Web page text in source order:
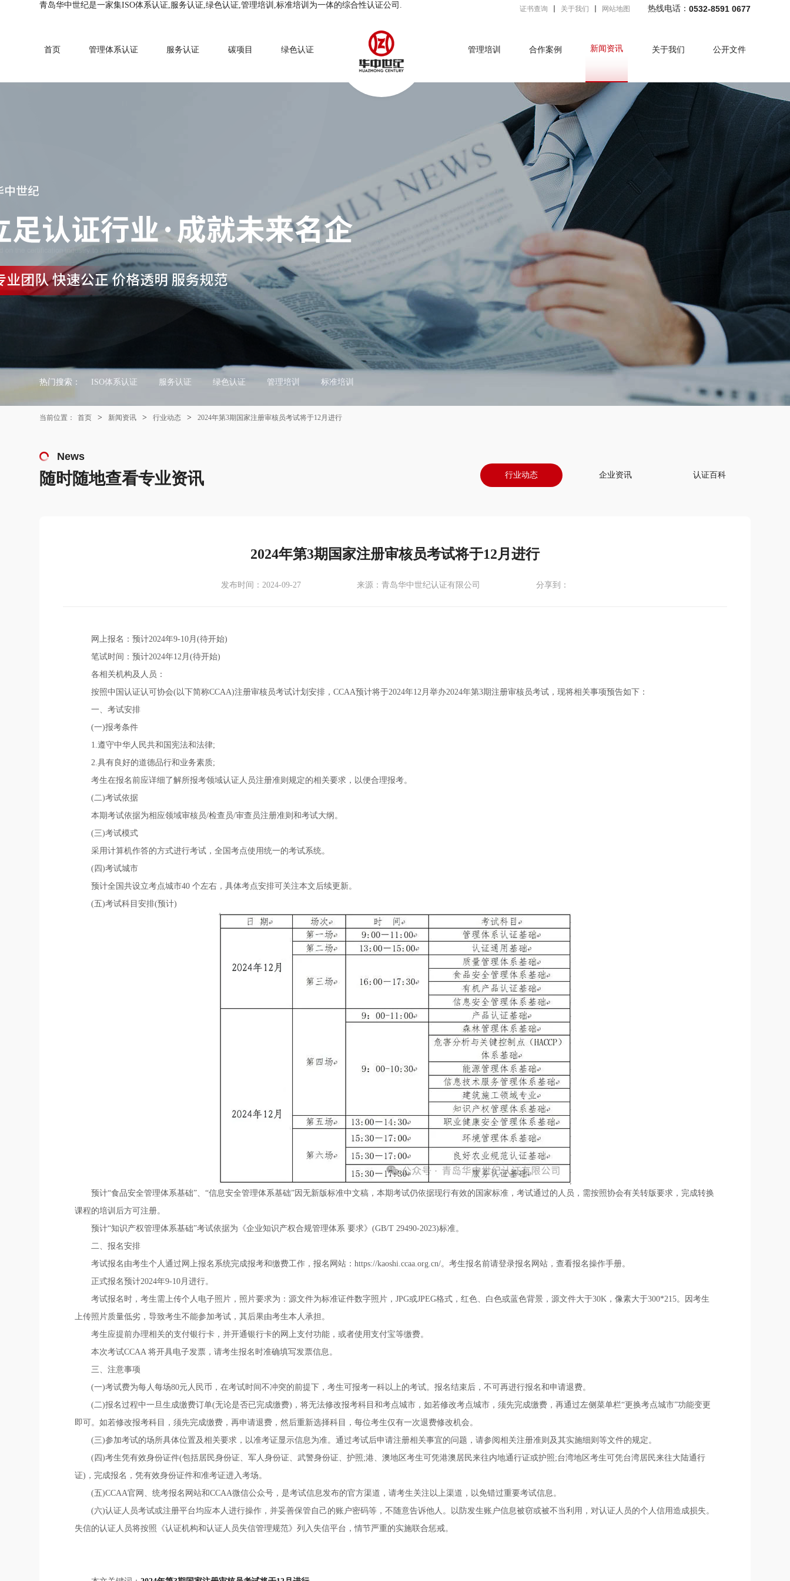
青岛华中世纪是一家集ISO体系认证,服务认证,绿色认证,管理培训,标准培训为一体的综合性认证公司. 热线电话： 0532-8591 0677
证书查询 关于我们 网站地图
首页 管理体系认证 服务认证 碳项目 绿色认证 管理培训 合作案例 新闻资讯 关于我们 公开文件
热门搜索： ISO体系认证 服务认证 绿色认证 管理培训 标准培训
当前位置： 首页 > 新闻资讯 > 行业动态 > 2024年第3期国家注册审核员考试将于12月进行
News
随时随地查看专业资讯 行业动态 企业资讯 认证百科
2024年第3期国家注册审核员考试将于12月进行
发布时间：2024-09-27 来源：青岛华中世纪认证有限公司 分享到：
网上报名：预计2024年9-10月(待开始)
笔试时间：预计2024年12月(待开始)
各相关机构及人员：
按照中国认证认可协会(以下简称CCAA)注册审核员考试计划安排，CCAA预计将于2024年12月举办2024年第3期注册审核员考试，现将相关事项预告如下：
一、考试安排
(一)报考条件
1.遵守中华人民共和国宪法和法律;
2.具有良好的道德品行和业务素质;
考生在报名前应详细了解所报考领域认证人员注册准则规定的相关要求，以便合理报考。
(二)考试依据
本期考试依据为相应领域审核员/检查员/审查员注册准则和考试大纲。
(三)考试模式
采用计算机作答的方式进行考试，全国考点使用统一的考试系统。
(四)考试城市
预计全国共设立考点城市40 个左右，具体考点安排可关注本文后续更新。
(五)考试科目安排(预计)
预计“食品安全管理体系基础”、“信息安全管理体系基础”因无新版标准中文稿，本期考试仍依据现行有效的国家标准，考试通过的人员，需按照协会有关转版要求，完成转换
课程的培训后方可注册。
预计“知识产权管理体系基础”考试依据为《企业知识产权合规管理体系 要求》(GB/T 29490-2023)标准。
二、报名安排
考试报名由考生个人通过网上报名系统完成报考和缴费工作，报名网站：https://kaoshi.ccaa.org.cn/。考生报名前请登录报名网站，查看报名操作手册。
正式报名预计2024年9-10月进行。
考试报名时，考生需上传个人电子照片，照片要求为：源文件为标准证件数字照片，JPG或JPEG格式，红色、白色或蓝色背景，源文件大于30K，像素大于300*215。因考生
上传照片质量低劣，导致考生不能参加考试，其后果由考生本人承担。
考生应提前办理相关的支付银行卡，并开通银行卡的网上支付功能，或者使用支付宝等缴费。
本次考试CCAA 将开具电子发票，请考生报名时准确填写发票信息。
三、注意事项
(一)考试费为每人每场80元人民币，在考试时间不冲突的前提下，考生可报考一科以上的考试。报名结束后，不可再进行报名和申请退费。
(二)报名过程中一旦生成缴费订单(无论是否已完成缴费)，将无法修改报考科目和考点城市，如若修改考点城市，须先完成缴费，再通过左侧菜单栏“更换考点城市”功能变更
即可。如若修改报考科目，须先完成缴费，再申请退费，然后重新选择科目，每位考生仅有一次退费修改机会。
(三)参加考试的场所具体位置及相关要求，以准考证显示信息为准。通过考试后申请注册相关事宜的问题，请参阅相关注册准则及其实施细则等文件的规定。
(四)考生凭有效身份证件(包括居民身份证、军人身份证、武警身份证、护照;港、澳地区考生可凭港澳居民来往内地通行证或护照;台湾地区考生可凭台湾居民来往大陆通行
证)，完成报名，凭有效身份证件和准考证进入考场。
(五)CCAA官网、统考报名网站和CCAA微信公众号，是考试信息发布的官方渠道，请考生关注以上渠道，以免错过重要考试信息。
(六)认证人员考试或注册平台均应本人进行操作，并妥善保管自己的账户密码等，不随意告诉他人。以防发生账户信息被窃或被不当利用，对认证人员的个人信用造成损失。
失信的认证人员将按照《认证机构和认证人员失信管理规范》列入失信平台，情节严重的实施联合惩戒。